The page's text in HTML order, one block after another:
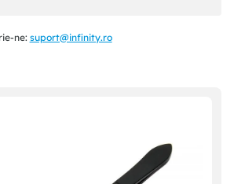
ne: suport@infinity.ro